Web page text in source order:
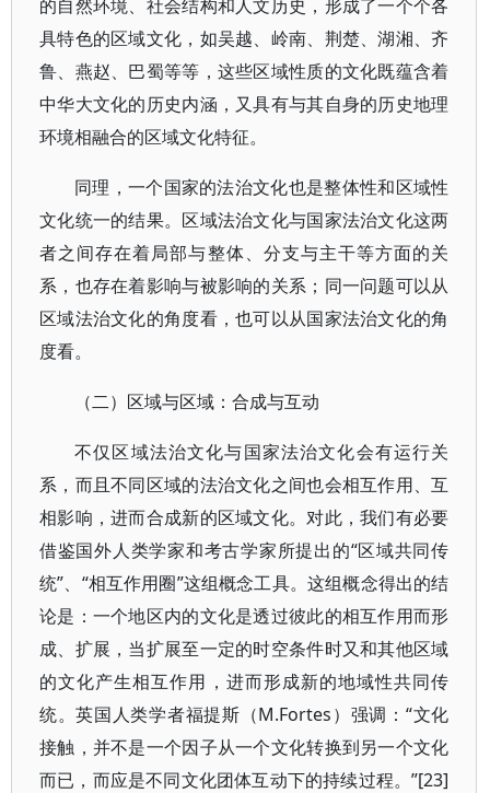
的自然环境、社会结构和人文历史，形成了一个个各
具特色的区域文化，如吴越、岭南、荆楚、湖湘、齐
鲁、燕赵、巴蜀等等，这些区域性质的文化既蕴含着
中华大文化的历史内涵，又具有与其自身的历史地理
环境相融合的区域文化特征。
同理，一个国家的法治文化也是整体性和区域性
文化统一的结果。区域法治文化与国家法治文化这两
者之间存在着局部与整体、分支与主干等方面的关
系，也存在着影响与被影响的关系；同一问题可以从
区域法治文化的角度看，也可以从国家法治文化的角
度看。
（二）区域与区域：合成与互动
不仅区域法治文化与国家法治文化会有运行关
系，而且不同区域的法治文化之间也会相互作用、互
相影响，进而合成新的区域文化。对此，我们有必要
借鉴国外人类学家和考古学家所提出的“区域共同传
统”、“相互作用圈”这组概念工具。这组概念得出的结
论是：一个地区内的文化是透过彼此的相互作用而形
成、扩展，当扩展至一定的时空条件时又和其他区域
的文化产生相互作用，进而形成新的地域性共同传
统。英国人类学者福提斯（M.Fortes）强调：“文化
接触，并不是一个因子从一个文化转换到另一个文化
而已，而应是不同文化团体互动下的持续过程。”[23]